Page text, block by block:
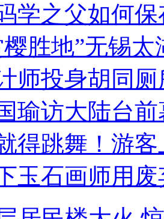
学之父如何
胜地”无锡
师投身胡同
瑜访大陆台
得跳舞！游客
玉石画师用